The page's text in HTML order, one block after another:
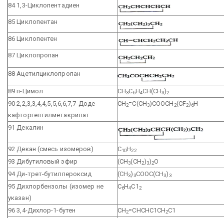
84 1,3-Циклопентадиен
85 Циклопентан
86 Циклопентен
87 Циклопропан
88 Ацетилциклопропан
89 п-Цимол СН3С6Н4СН(СН3)2
90 2,2,3,3,4,4,5,5,6,6,7,7-Доде-
кафторгептилметакрилат
СН2=С(СН3)СООСН2(СF2)6Н
91 Декалин
92 Декан (смесь изомеров) С10Н22
93 Дибутиловый эфир (СН3(СН2)3)2O
94 Ди-трет-бутилпероксид
(СН3)3СООС(СН3)3
95 Дихлорбензолы (изомер не
указан)
С6Н4С12
96 3,4-Дихлор-1-бутен СН2=СНСНС1СН2С1